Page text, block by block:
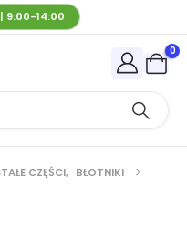
9:00-14:00
0
CZĘŚCI, BŁOTNIKI